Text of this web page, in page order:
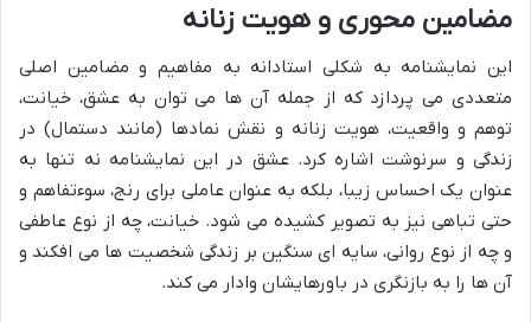
مضامین محوری و هویت زنانه
این نمایشنامه به شکلی استادانه به مفاهیم و مضامین اصلی
متعددی می پردازد که از جمله آن ها می توان به عشق، خیانت،
توهم و واقعیت، هویت زنانه و نقش نمادها (مانند دستمال) در
زندگی و سرنوشت اشاره کرد. عشق در این نمایشنامه نه تنها به
عنوان یک احساس زیبا، بلکه به عنوان عاملی برای رنج، سوءتفاهم و
حتی تباهی نیز به تصویر کشیده می شود. خیانت، چه از نوع عاطفی
و چه از نوع روانی، سایه ای سنگین بر زندگی شخصیت ها می افکند و
آن ها را به بازنگری در باورهایشان وادار می کند.